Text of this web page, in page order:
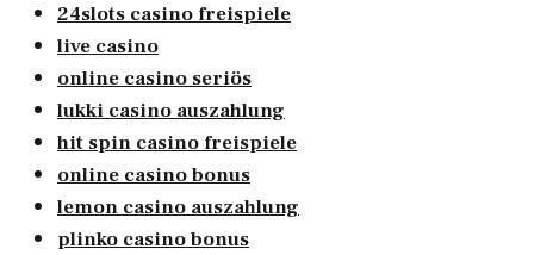
24slots casino freispiele
live casino
online casino seriös
lukki casino auszahlung
hit spin casino freispiele
online casino bonus
lemon casino auszahlung
plinko casino bonus